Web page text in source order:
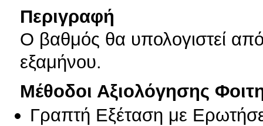
Περιγραφή
Ο βαθμός θα υπολογιστεί
εξαμήνου.
Μέθοδοι Αξιολόγησης
Γραπτή Εξέταση με